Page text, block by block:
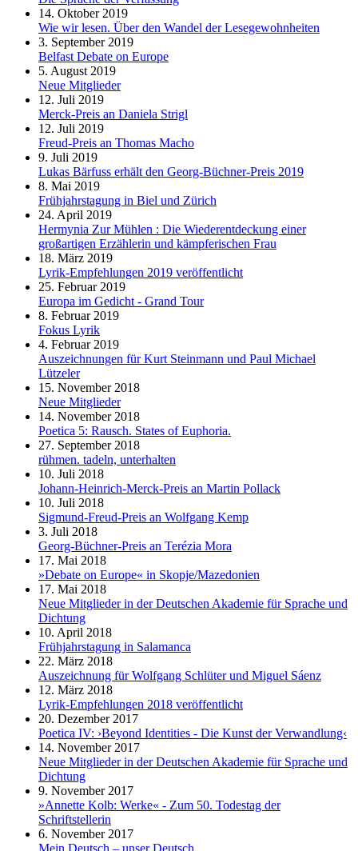
14. Oktober 2019
Wie wir lesen. Über den Wandel der Lesegewohnheiten
3. September 2019
Belfast Debate on Europe
5. August 2019
Neue Mitglieder
12. Juli 2019
Merck-Preis an Daniela Strigl
12. Juli 2019
Freud-Preis an Thomas Macho
9. Juli 2019
Lukas Bärfuss erhält den Georg-Büchner-Preis 2019
8. Mai 2019
Frühjahrstagung in Biel und Zürich
24. April 2019
Hermynia Zur Mühlen : Die Wiederentdeckung einer
großartigen Erzählerin und kämpferischen Frau
18. März 2019
Lyrik-Empfehlungen 2019 veröffentlicht
25. Februar 2019
Europa im Gedicht - Grand Tour
8. Februar 2019
Fokus Lyrik
4. Februar 2019
Auszeichnungen für Kurt Steinmann und Paul Michael
Lützeler
15. November 2018
Neue Mitglieder
14. November 2018
Poetica 5: Rausch. States of Euphoria.
27. September 2018
rühmen. tadeln, unterhalten
10. Juli 2018
Johann-Heinrich-Merck-Preis an Martin Pollack
10. Juli 2018
Sigmund-Freud-Preis an Wolfgang Kemp
3. Juli 2018
Georg-Büchner-Preis an Terézia Mora
17. Mai 2018
»Debate on Europe« in Skopje/Mazedonien
17. Mai 2018
Neue Mitglieder in der Deutschen Akademie für Sprache und
Dichtung
10. April 2018
Frühjahrstagung in Salamanca
22. März 2018
Auszeichnung für Wolfgang Schlüter und Miguel Sáenz
12. März 2018
Lyrik-Empfehlungen 2018 veröffentlicht
20. Dezember 2017
Poetica IV: ›Beyond Identities - Die Kunst der Verwandlung‹
14. November 2017
Neue Mitglieder in der Deutschen Akademie für Sprache und
Dichtung
9. November 2017
»Annette Kolb: Werke« - Zum 50. Todestag der
Schriftstellerin
6. November 2017
Mein Deutsch – unser Deutsch